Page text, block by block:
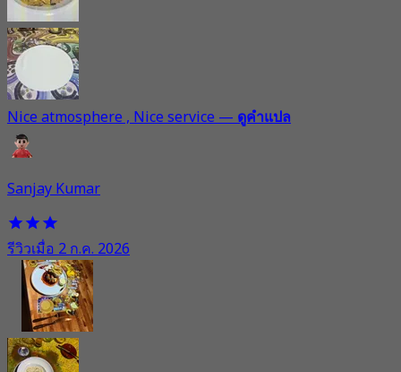
Nice atmosphere , Nice service—ดูคำแปล
Sanjay Kumar
รีวิวเมื่อ 2 ก.ค. 2026